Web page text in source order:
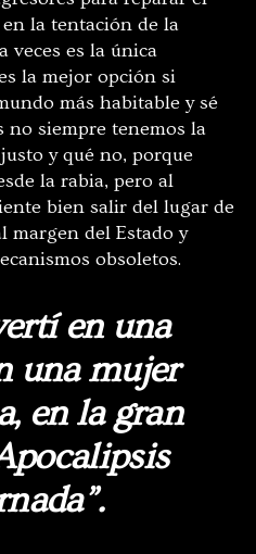
en la tentación de la
veces es la única
la mejor opción si
más habitable y sé
no siempre tenemos la
y qué no, porque
la rabia, pero al
bien salir del lugar de
margen del Estado y
obsoletos.
en una
una mujer
en la gran